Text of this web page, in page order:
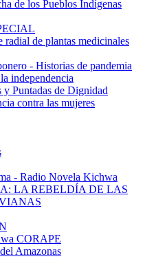
de los Pueblos Indígenas
radial de plantas medicinales
- Historias de pandemia
independencia
Puntadas de Dignidad
contra las mujeres
- Radio Novela Kichwa
LA REBELDÍA DE LAS
CORAPE
Amazonas